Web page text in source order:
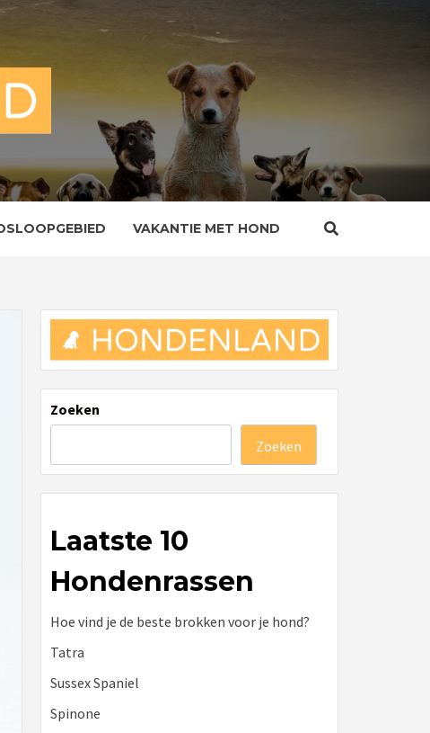
VAKANTIE MET HOND
Zoeken
Zoeken
Laatste 10
Hondenrassen
Hoe vind je de beste brokken voor je hond?
Tatra
Sussex Spaniel
Spinone